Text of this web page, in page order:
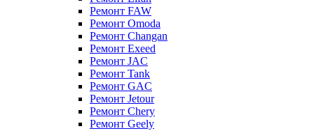
Ремонт FAW
Ремонт Omoda
Ремонт Changan
Ремонт Exeed
Ремонт JAC
Ремонт Tank
Ремонт GAC
Ремонт Jetour
Ремонт Chery
Ремонт Geely